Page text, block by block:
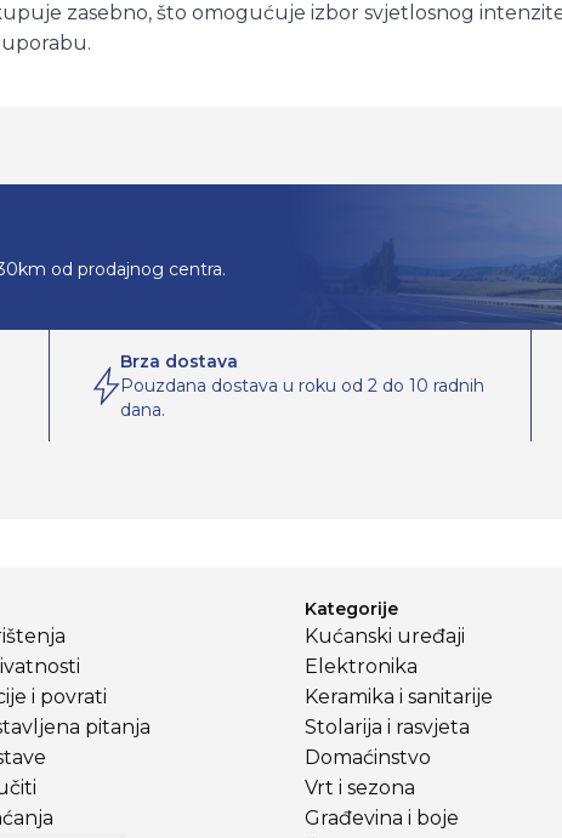
zasebno, što omogućuje izbor svjetlosnog
od prodajnog centra.
Brza dostava
Pouzdana dostava u roku od 2 do 10 radnih
dana.
i povrati
pitanja
Kategorije
Kućanski uređaji
Elektronika
Keramika i sanitarije
Stolarija i rasvjeta
Domaćinstvo
Vrt i sezona
Građevina i boje